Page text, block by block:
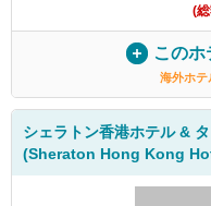
(
このホ
海外ホテ
シェラトン香港ホテル &
(Sheraton Hong Kong